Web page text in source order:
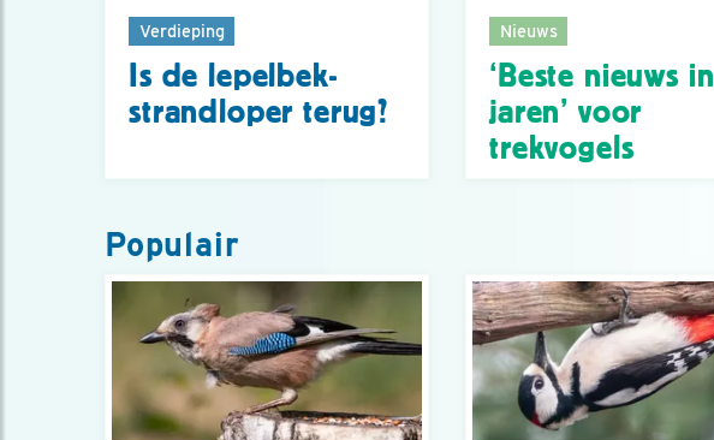
Verdieping
Is de lepelbek­
strandloper terug?
Nieuws
‘Beste nieuws in
jaren’ voor
trekvogels
Populair